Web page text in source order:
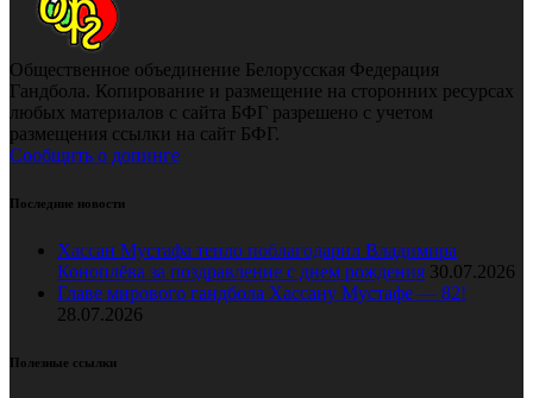
Общественное объединение Белорусская Федерация
Гандбола. Копирование и размещение на сторонних ресурсах
любых материалов с сайта БФГ разрешено с учетом
размещения ссылки на сайт БФГ.
Сообщить о допинге
Последние новости
Хассан Мустафа тепло поблагодарил Владимира
Коноплёва за поздравление с днем рождения 30.07.2026
Главе мирового гандбола Хассану Мустафе — 82!
28.07.2026
Полезные ссылки